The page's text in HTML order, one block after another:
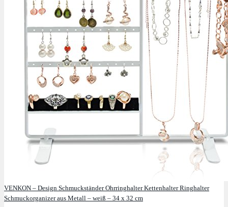
VENKON – Design Schmuckständer Ohrringhalter Kettenhalter Ringhalter
Schmuckorganizer aus Metall – weiß – 34 x 32 cm